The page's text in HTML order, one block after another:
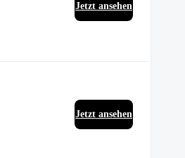
Jetzt ansehen
Jetzt ansehen